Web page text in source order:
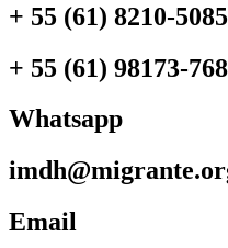
+ 55 (61) 8210-5085
+ 55 (61) 98173-
Whatsapp
Email